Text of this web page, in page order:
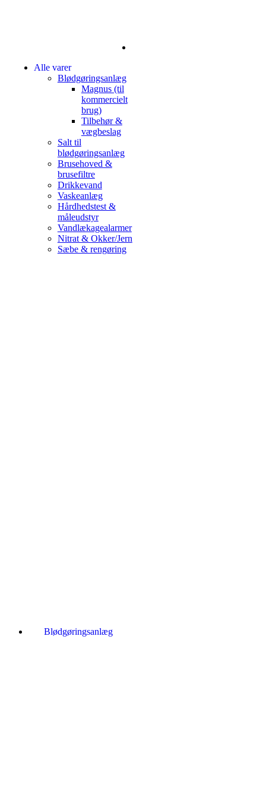
Alle varer
Blødgøringsanlæg
Magnus (til
kommercielt
brug)
Tilbehør &
vægbeslag
Salt til
blødgøringsanlæg
Brusehoved &
brusefiltre
Drikkevand
Vaskeanlæg
Hårdhedstest &
måleudstyr
Vandlækagealarmer
Nitrat & Okker/Jern
Sæbe & rengøring
Blødgøringsanlæg